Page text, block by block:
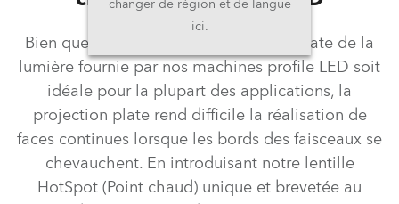
changer de région et de langue
ici.
Bien que la répartition homogène et plate de la
lumière fournie par nos machines profile LED soit
idéale pour la plupart des applications, la
projection plate rend difficile la réalisation de
faces continues lorsque les bords des faisceaux se
chevauchent. En introduisant notre lentille
HotSpot (Point chaud) unique et brevetée au